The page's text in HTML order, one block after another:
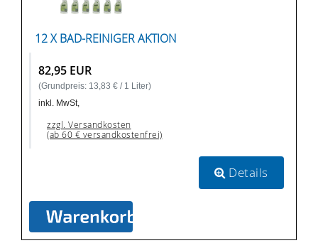
12 X BAD-REINIGER AKTION
82,95 EUR
(Grundpreis: 13,83 € / 1 Liter)
inkl. MwSt,
zzgl. Versandkosten
(ab 60 € versandkostenfrei)
Details